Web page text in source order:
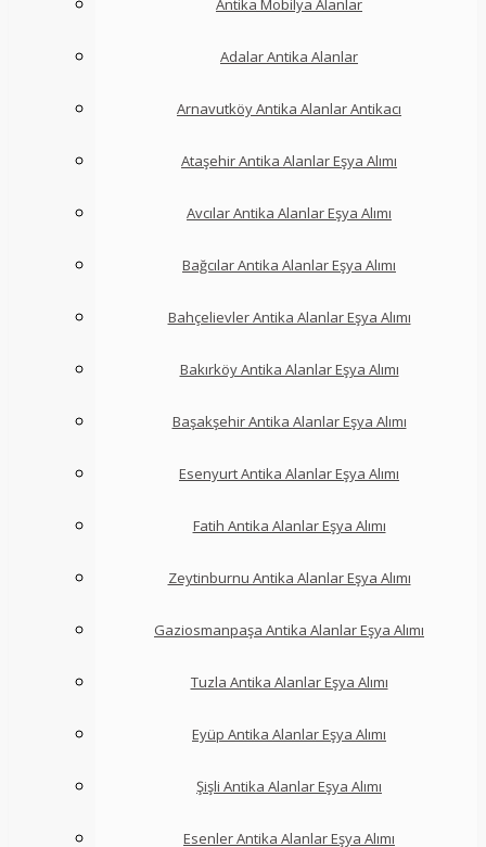
Antika Mobilya Alanlar
Adalar Antika Alanlar
Arnavutköy Antika Alanlar Antikacı
Ataşehir Antika Alanlar Eşya Alımı
Avcılar Antika Alanlar Eşya Alımı
Bağcılar Antika Alanlar Eşya Alımı
Bahçelievler Antika Alanlar Eşya Alımı
Bakırköy Antika Alanlar Eşya Alımı
Başakşehir Antika Alanlar Eşya Alımı
Esenyurt Antika Alanlar Eşya Alımı
Fatih Antika Alanlar Eşya Alımı
Zeytinburnu Antika Alanlar Eşya Alımı
Gaziosmanpaşa Antika Alanlar Eşya Alımı
Tuzla Antika Alanlar Eşya Alımı
Eyüp Antika Alanlar Eşya Alımı
Şişli Antika Alanlar Eşya Alımı
Esenler Antika Alanlar Eşya Alımı